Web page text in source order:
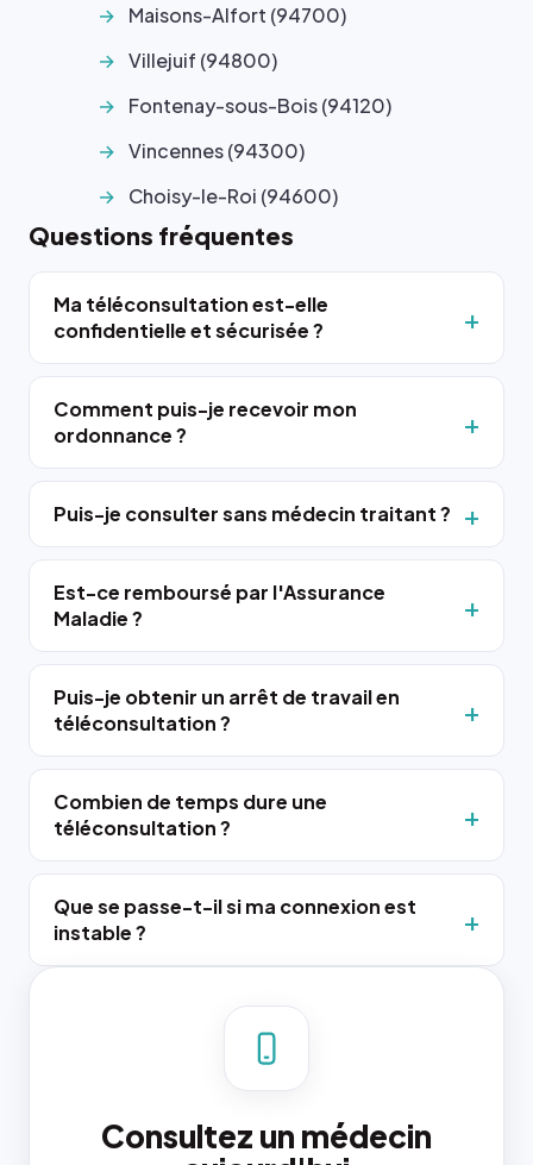
Maisons-Alfort (94700)
Villejuif (94800)
Fontenay-sous-Bois (94120)
Vincennes (94300)
Choisy-le-Roi (94600)
Questions fréquentes
Ma téléconsultation est-elle
confidentielle et sécurisée ?
Comment puis-je recevoir mon
ordonnance ?
Puis-je consulter sans médecin traitant ?
Est-ce remboursé par l'Assurance
Maladie ?
Puis-je obtenir un arrêt de travail en
téléconsultation ?
Combien de temps dure une
téléconsultation ?
Que se passe-t-il si ma connexion est
instable ?
Consultez un médecin